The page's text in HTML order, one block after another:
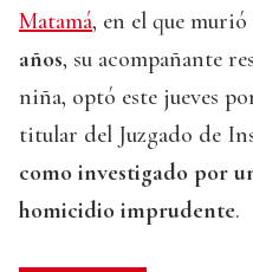
Matamá, en el que murió
años, su acompañante
niña, optó este jueves
titular del Juzgado de
como investigado por
homicidio imprudente.